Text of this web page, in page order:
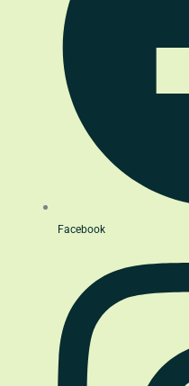
Facebook